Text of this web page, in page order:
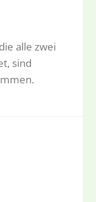
alle zwei
sind